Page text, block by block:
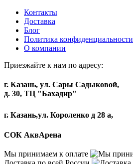
Контакты
Доставка
Блог
Политика конфиденциальности
О компании
Приезжайте к нам по адресу:
г. Казань, ул. Сары Садыковой,
д. 30, ТЦ "Бахадир"
г. Казань,ул. Короленко д 28 а,
СОК АквАрена
Мы принимаем к оплате